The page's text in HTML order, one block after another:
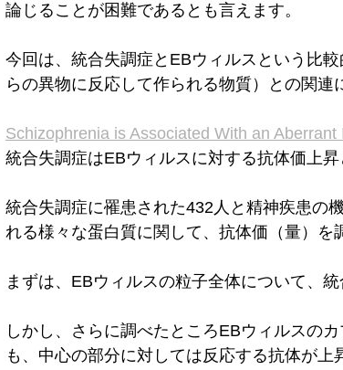
論じることが困難であるとも言えます。
今回は、統合失調症とEBウィルスという比
らの異物に反応して作られる物質）との関連
Schizophrenia is Associated With an
統合失調症はEBウィルスに対する抗体価上
統合失調症に罹患された432人と精神疾患の
れる様々な蛋白質に関して、抗体価（量）を
まずは、EBウィルスの粒子全体について、
しかし、さらに調べたところEBウィルスの
も、中心の部分に対しては反応する抗体が